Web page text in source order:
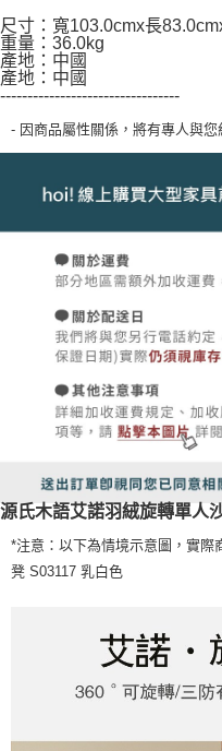
尺寸：寬103.0cmx長
重量：36.0kg
產地：中國
產地：中國
---------------------------------
- 因商品屬性關係，將有專人與
源氏木語艾諾羽絨旋轉單人
*注意：以下為情境示意圖，實際
凳 S03117 乳白色